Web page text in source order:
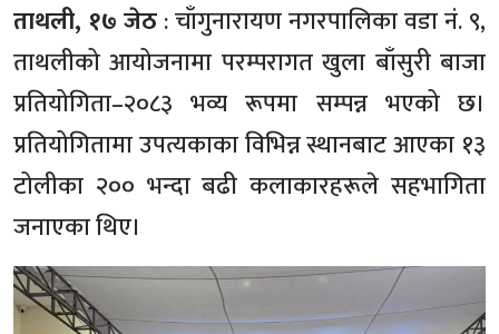
ताथली, १७ जेठ: चाँगुनारायण नगरपालिका वडा नं. ९,
ताथलीको आयोजनामा परम्परागत खुला बाँसुरी बाजा
प्रतियोगिता–२०८३ भव्य रूपमा सम्पन्न भएको छ।
प्रतियोगितामा उपत्यकाका विभिन्न स्थानबाट आएका १३
टोलीका २०० भन्दा बढी कलाकारहरूले सहभागिता
जनाएका थिए।